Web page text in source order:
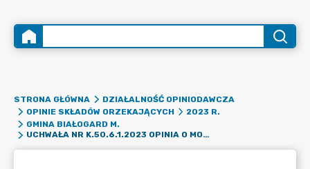
STRONA GŁÓWNA
DZIAŁALNOŚĆ OPINIODAWCZA
OPINIE SKŁADÓW ORZEKAJĄCYCH
2023 R.
GMINA BIAŁOGARD M.
UCHWAŁA NR K.50.6.1.2023 OPINIA O MOŻLIWOŚCI SFINANSOWANIA DEFICYTU BUDŻETOWEGO